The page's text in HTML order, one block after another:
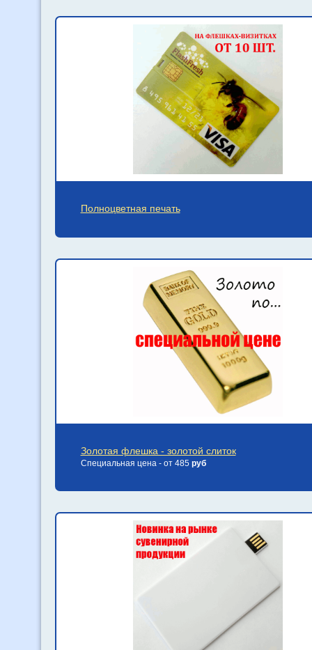
Полноцветная печать
Золотая флешка - золотой слиток
Специальная цена - от 485 руб